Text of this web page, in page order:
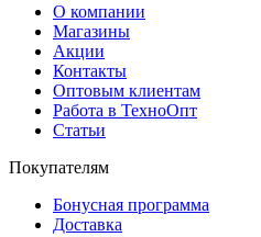
О компании
Магазины
Акции
Контакты
Оптовым клиентам
Работа в ТехноОпт
Статьи
Покупателям
Бонусная программа
Доставка